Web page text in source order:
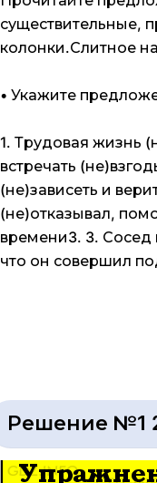
существительные,
колонки.Слитное
• Укажите
1. Трудовая жизнь
встречать
(не)зависеть и
(не)отказывал,
времени3. 3. Сосед
что он совершил
Решение №1